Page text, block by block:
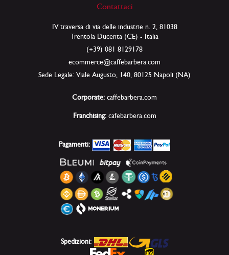
Contattaci
IV traversa di via delle industrie n. 2, 81038
Trentola Ducenta (CE) - Italia
(+39) 081 8129178
ecommerce@caffebarbera.com
Sede Legale: Viale Augusto, 140, 80125 Napoli (NA)
Corporate: caffebarbera.com
Franchising: cafebarbera.com
Pagamenti:
Spedizioni: